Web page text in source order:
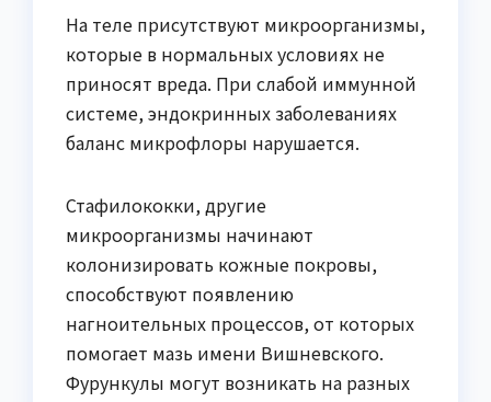
На теле присутствуют микроорганизмы,
которые в нормальных условиях не
приносят вреда. При слабой иммунной
системе, эндокринных заболеваниях
баланс микрофлоры нарушается.
Стафилококки, другие
микроорганизмы начинают
колонизировать кожные покровы,
способствуют появлению
нагноительных процессов, от которых
помогает мазь имени Вишневского.
Фурункулы могут возникать на разных